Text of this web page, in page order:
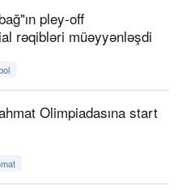
pley-off
rəqibləri müəyyənləşdi
Olimpiadasına start